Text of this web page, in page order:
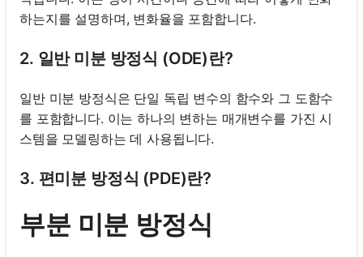
하는지를 설명하며, 변화율을 포함합니다.
2. 일반 미분 방정식 (ODE)란?
일반 미분 방정식은 단일 독립 변수의 함수와 그 도함수
를 포함합니다. 이는 하나의 변하는 매개변수를 가진 시
스템을 모델링하는 데 사용됩니다.
3. 편미분 방정식 (PDE)란?
부분 미분 방정식